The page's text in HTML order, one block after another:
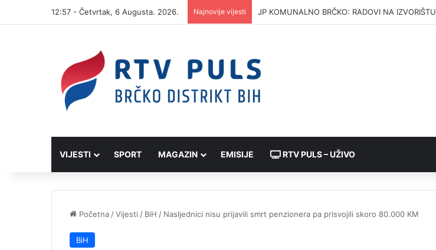
12:57 - Četvrtak, 6 Augusta. 2026. Najnovije vijesti Isplata julskih penzija u petak u Republici Srpskoj
VIJESTI SPORT MAGAZIN EMISIJE RTV PULS – UŽIVO
Početna /Vijesti / BiH / Nasljednici nisu prijavili smrt penzionera pa prisvojili skoro 80.000 KM
BiH